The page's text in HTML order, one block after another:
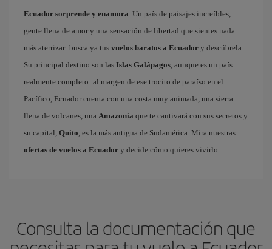
Ecuador sorprende y enamora . Un país de paisajes increíbles,
gente llena de amor y una sensación de libertad que sientes nada
más aterrizar: busca ya tus vuelos baratos a Ecuador y descúbrela.
Su principal destino son las Islas Galápagos , aunque es un país
realmente completo: al margen de ese trocito de paraíso en el
Pacífico, Ecuador cuenta con una costa muy animada, una sierra
llena de volcanes, una Amazonia que te cautivará con sus secretos y
su capital, Quito , es la más antigua de Sudamérica. Mira nuestras
ofertas de vuelos a Ecuador y decide cómo quieres vivirlo.
Consulta la documentación que